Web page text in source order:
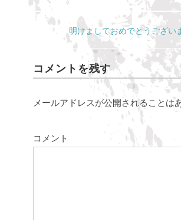
明けましておめでとうござい
コメントを残す
メールアドレスが公開されることは
コメント